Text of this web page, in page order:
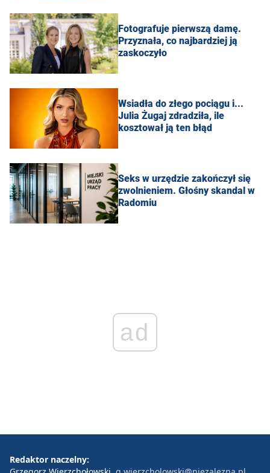
Fotografuje pierwszą damę.
Przyznała, co najbardziej ją
zaskoczyło
Wsiadła do złego pociągu i...
Julia Żugaj zdradziła, ile
kosztował ją ten błąd
Seks w urzędzie zakończył się
zwolnieniem. Głośny skandal w
Radomiu
ad
Redaktor naczelny: